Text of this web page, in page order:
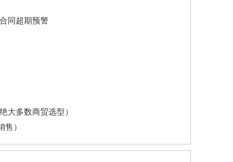
同超期预警
大多数商贸选型）
）